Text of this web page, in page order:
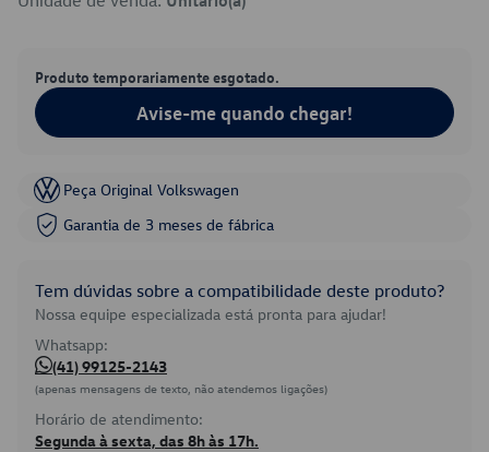
Produto temporariamente esgotado.
Avise-me quando chegar!
Peça Original Volkswagen
Garantia de 3 meses de fábrica
Tem dúvidas sobre a compatibilidade deste produto?
Nossa equipe especializada está pronta para ajudar!
Whatsapp:
(41) 99125-2143
(apenas mensagens de texto, não atendemos ligações)
Horário de atendimento:
Segunda à sexta, das 8h às 17h.